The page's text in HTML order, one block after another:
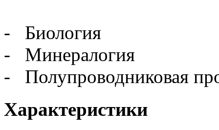
- Биология
- Минералогия
- Полупроводниковая
Характеристики